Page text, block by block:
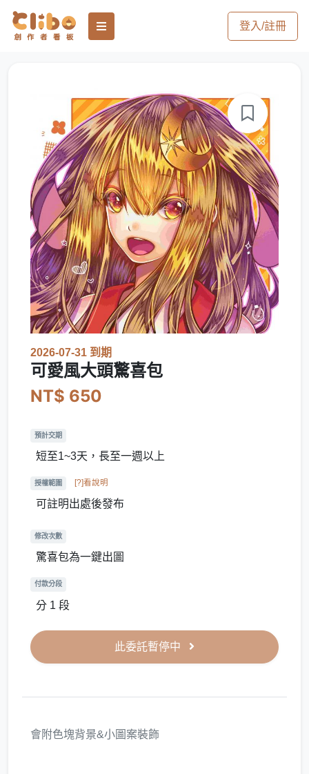
登入/註冊
2026-07-31 到期
可愛風大頭驚喜包
NT$ 650
預計交期
短至1~3天，長至一週以上
授權範圍 [?]看說明
可註明出處後發布
修改次數
驚喜包為一鍵出圖
付款分段
分 1 段
此委託暫停中
會附色塊背景&小圖案裝飾